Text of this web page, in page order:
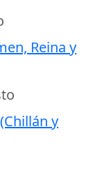
Reina y
y